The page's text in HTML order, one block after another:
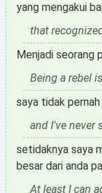
yang mengakui
that
Menjadi seorang
Being a rebel
saya tidak
and I've never
setidaknya saya
besar dari anda
At least I can